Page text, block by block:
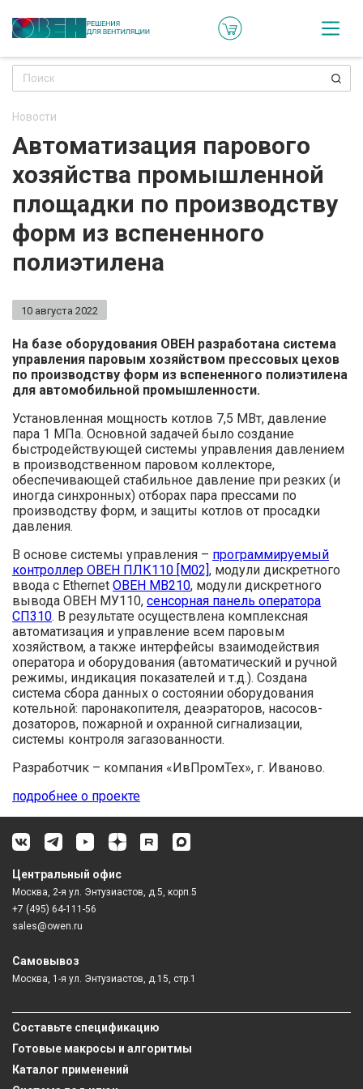
Новости
Автоматизация парового
хозяйства промышленной
площадки по производству
форм из вспененного
полиэтилена
10 августа 2022
На базе оборудования ОВЕН разработана система
управления паровым хозяйством прессовых цехов
по производству форм из вспененного полиэтилена
для автомобильной промышленности.
Установленная мощность котлов 7,5 МВт, давление
пара 1 МПа. Основной задачей было создание
быстродействующей системы управления давлением
в производственном паровом коллекторе,
обеспечивающей стабильное давление при резких (и
иногда синхронных) отборах пара прессами по
производству форм, и защиты котлов от просадки
давления.
В основе системы управления – программируемый
контроллер ОВЕН ПЛК110 [М02], модули дискретного
ввода с Ethernet ОВЕН МВ210, модули дискретного
вывода ОВЕН МУ110, сенсорная панель оператора
СП310. В результате осуществлена комплексная
автоматизация и управление всем паровым
хозяйством, а также интерфейсы взаимодействия
оператора и оборудования (автоматический и ручной
режимы, индикация показателей и т.д.). Создана
система сбора данных о состоянии оборудования
котельной: паронакопителя, деаэраторов, насосов-
дозаторов, пожарной и охранной сигнализации,
системы контроля загазованности.
Разработчик – компания «ИвПромТех», г. Иваново.
подробнее о проекте
Центральный офис
Москва, 2-я ул. Энтузиастов, д.5, корп.5
+7 (495) 64-111-56
sales@owen.ru
Самовывоз
Москва, 1-я ул. Энтузиастов, д.15, стр.1
Составьте спецификацию
Готовые макросы и алгоритмы
Каталог применений